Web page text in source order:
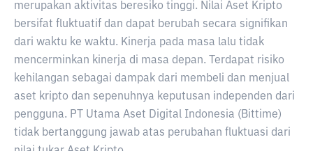
merupakan aktivitas beresiko tinggi. Nilai Aset Kripto
bersifat fluktuatif dan dapat berubah secara signifikan
dari waktu ke waktu. Kinerja pada masa lalu tidak
mencerminkan kinerja di masa depan. Terdapat risiko
kehilangan sebagai dampak dari membeli dan menjual
aset kripto dan sepenuhnya keputusan independen dari
pengguna. PT Utama Aset Digital Indonesia (Bittime)
tidak bertanggung jawab atas perubahan fluktuasi dari